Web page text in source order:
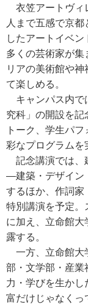
衣笠アートヴィ
人まで五感で京
したアートイベ
多くの芸術家が集
リアの美術館や
て楽しめる。
キャンパス内で
究科」の開設を記
トーク、学生パ
彩なプログラムを
記念講演では、
―建築・デザイン
するほか、作詞家
特別講演を予定。
に加え、立命館大
露する。
一方、立命館大
部・文学部・産業
力・学びを生か
富だけじゃなく